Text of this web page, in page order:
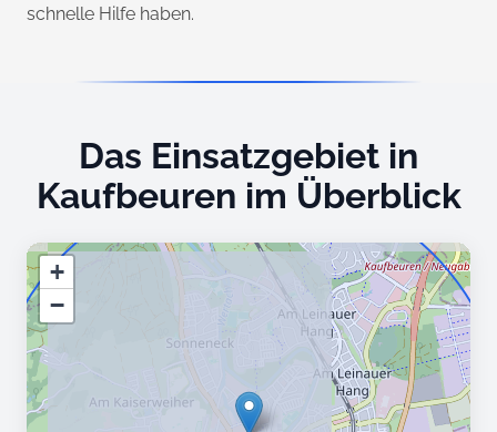
schnelle Hilfe haben.
Das Einsatzgebiet in
Kaufbeuren im Überblick
+
−